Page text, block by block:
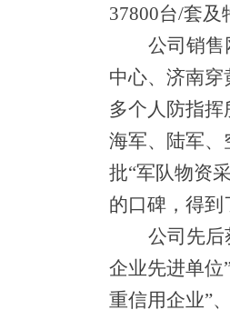
37800台/套及
公司销售
中心、济南
多个人防指
海军、陆军、
批“军队物资
的口碑，得
公司先后
企业先进单位
重信用企业”